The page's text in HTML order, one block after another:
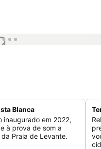
Blanca
inaugurado em 2022,
à prova de som a
Praia de Levante.